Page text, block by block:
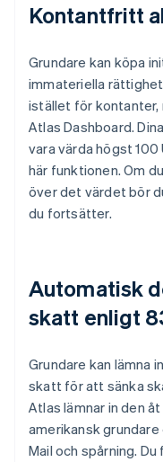
Kontantfritt
Grundare kan köpa
immateriella
istället för kontanter,
Atlas Dashboard.
vara värda högst 100
här funktionen. Om
över det värdet bör
du fortsätter.
Automatisk
skatt enligt
Grundare kan lämna
skatt för att sänka
Atlas lämnar in den
amerikansk
Mail och spårning.